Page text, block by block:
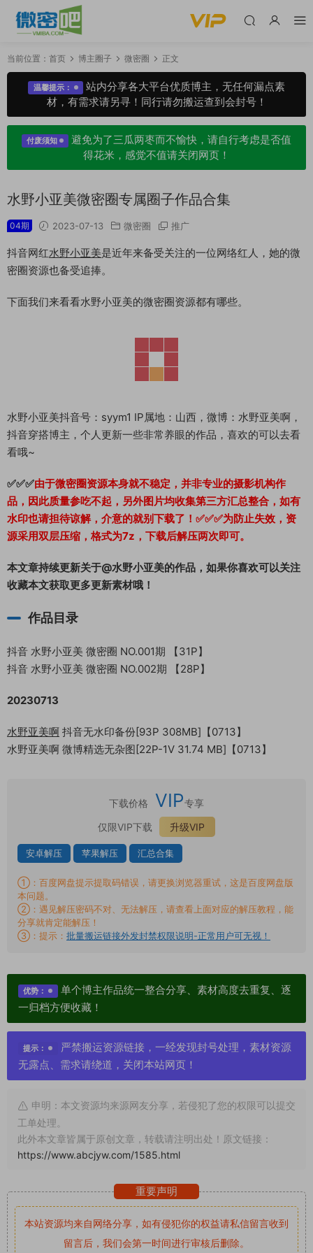
当前位置： 首页 博主圈子 微密圈 正文
温馨提示：
站内分享各大平台优质博主，无任何漏点素
材，有需求请另寻！同行请勿搬运查到会封号！
付废须知
避免为了三瓜两枣而不愉快，请自行考虑是否值
得花米，感觉不值请关闭网页！
水野小亚美微密圈专属圈子作品合集
04期 2023-07-13 微密圈 推广
抖音网红水野小亚美是近年来备受关注的一位网络红人，她的微
密圈资源也备受追捧。
下面我们来看看水野小亚美的微密圈资源都有哪些。
水野小亚美抖音号：syym1 IP属地：山西，微博：水野亚美啊，
抖音穿搭博主，个人更新一些非常养眼的作品，喜欢的可以去看
看哦~
✅✅✅由于微密圈资源本身就不稳定，并非专业的摄影机构作
品，因此质量参吃不起，另外图片均收集第三方汇总整合，如有
水印也请担待谅解，介意的就别下载了！✅✅✅为防止失效，资
源采用双层压缩，格式为7z，下载后解压两次即可。
本文章持续更新关于@水野小亚美的作品，如果你喜欢可以关注
收藏本文获取更多更新素材哦！
作品目录
抖音 水野小亚美 微密圈 NO.001期 【31P】
抖音 水野小亚美 微密圈 NO.002期 【28P】
20230713
水野亚美啊 抖音无水印备份[93P 308MB]【0713】
水野亚美啊 微博精选无杂图[22P-1V 31.74 MB]【0713】
下载价格 VIP专享
仅限VIP下载
升级VIP
安卓解压 苹果解压 汇总合集
①：百度网盘提示提取码错误，请更换浏览器重试，这是百度网盘版
本问题。
②：遇见解压密码不对、无法解压，请查看上面对应的解压教程，能
分享就肯定能解压！
③：提示： 批量搬运链接外发封禁权限说明-正常用户可无视！
优势：
单个博主作品统一整合分享、素材高度去重复、逐
一归档方便收藏！
提示：
严禁搬运资源链接，一经发现封号处理，素材资源
无露点、需求请绕道，关闭本站网页！
申明：本文资源均来源网友分享，若侵犯了您的权限可以提交
工单处理。
此外本文章皆属于原创文章，转载请注明出处！原文链接：
https://www.abcjyw.com/1585.html
重要声明
本站资源均来自网络分享，如有侵犯你的权益请私信留言收到
留言后，我们会第一时间进行审核后删除。